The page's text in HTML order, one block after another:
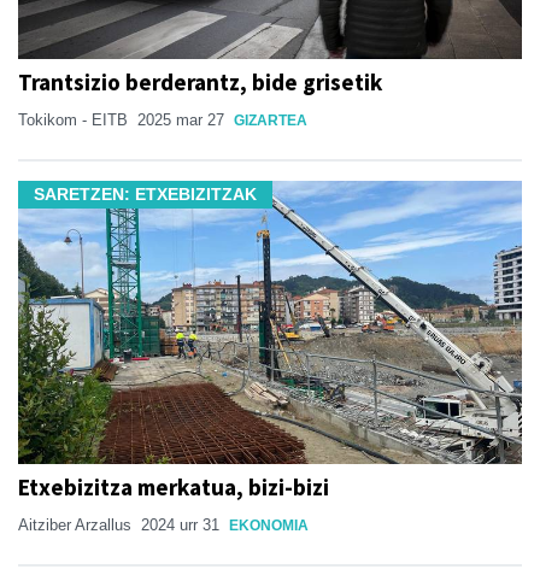
Trantsizio berderantz, bide grisetik
Tokikom - EITB 2025 mar 27 GIZARTEA
SARETZEN: ETXEBIZITZAK
Etxebizitza merkatua, bizi-bizi
Aitziber Arzallus 2024 urr 31 EKONOMIA